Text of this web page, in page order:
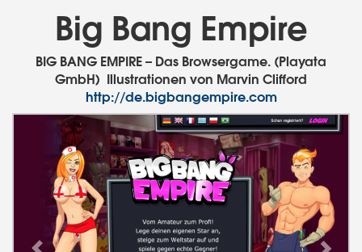
Big Bang Empire
BIG BANG EMPIRE – Das Browsergame. (Playata
GmbH) Illustrationen von Marvin Clifford
http://de.bigbangempire.com
Previous Next